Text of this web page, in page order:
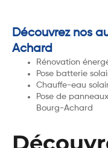
Découvrez nos
Achard
Rénovation
Pose batterie
Chauffe-eau
Pose de
Bourg-Achard